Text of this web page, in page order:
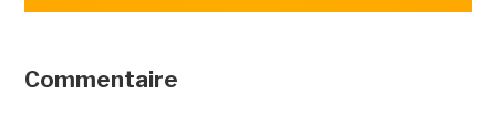
Commentaire